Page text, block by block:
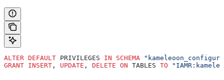
ALTER DEFAULT PRIVILEGES IN SCHEMA
GRANT INSERT , UPDATE , DELETE ON TABLES TO